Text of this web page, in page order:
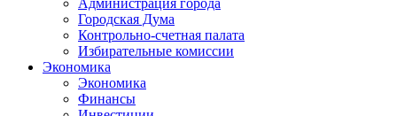
Администрация города
Городская Дума
Контрольно-счетная палата
Избирательные комиссии
Экономика
Экономика
Финансы